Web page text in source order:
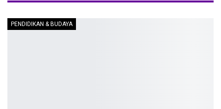
PENDIDIKAN & BUDAYA